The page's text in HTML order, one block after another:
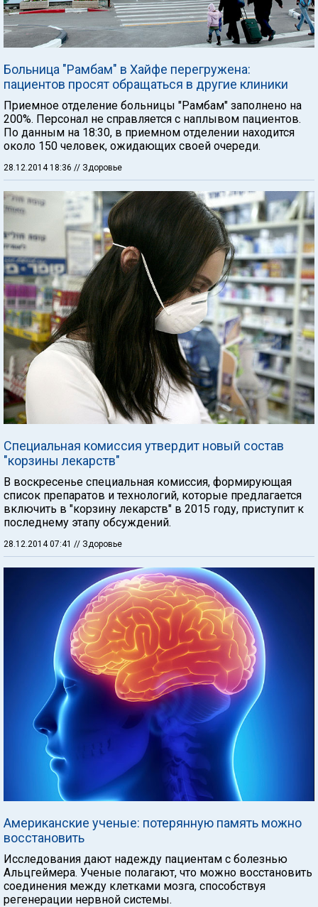
Больница "Рамбам" в Хайфе перегружена:
пациентов просят обращаться в другие клиники
Приемное отделение больницы "Рамбам" заполнено на
200%. Персонал не справляется с наплывом пациентов.
По данным на 18:30, в приемном отделении находится
около 150 человек, ожидающих своей очереди.
28.12.2014 18:36 // Здоровье
Специальная комиссия утвердит новый состав
"корзины лекарств"
В воскресенье специальная комиссия, формирующая
список препаратов и технологий, которые предлагается
включить в "корзину лекарств" в 2015 году, приступит к
последнему этапу обсуждений.
28.12.2014 07:41 // Здоровье
Американские ученые: потерянную память можно
восстановить
Исследования дают надежду пациентам с болезнью
Альцгеймера. Ученые полагают, что можно восстановить
соединения между клетками мозга, способствуя
регенерации нервной системы.